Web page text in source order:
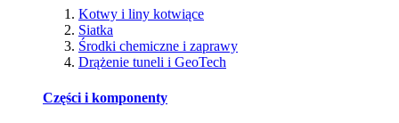
Kotwy i liny kotwiące
Siatka
Środki chemiczne i zaprawy
Drążenie tuneli i GeoTech
Części i komponenty